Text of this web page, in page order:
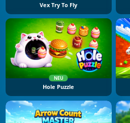
Vex Try To Fly
NEU
Hole Puzzle